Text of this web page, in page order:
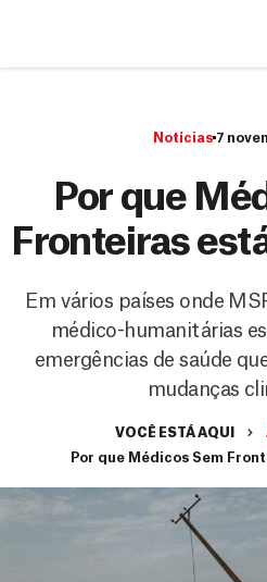
Notícias 7
Por que
Fronteiras
Em vários países onde
médico-humanitárias
emergências de saúde
mudanças
VOCÊ ESTÁ AQUI
Por que Médicos Sem
a
r